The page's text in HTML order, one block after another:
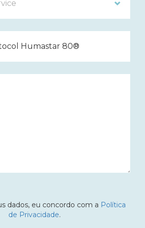
dados, eu concordo com a Política
de Privacidade.